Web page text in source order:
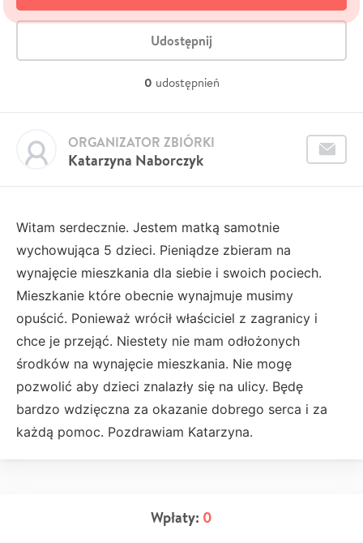
Udostępnij
0 udostępnień
Katarzyna Naborczyk
ORGANIZATOR ZBIÓRKI
Witam serdecznie. Jestem matką samotnie
wychowująca 5 dzieci. Pieniądze zbieram na
wynajęcie mieszkania dla siebie i swoich pociech.
Mieszkanie które obecnie wynajmuje musimy
opuścić. Ponieważ wrócił właściciel z zagranicy i
chce je przejąć. Niestety nie mam odłożonych
środków na wynajęcie mieszkania. Nie mogę
pozwolić aby dzieci znalazły się na ulicy. Będę
bardzo wdzięczna za okazanie dobrego serca i za
każdą pomoc. Pozdrawiam Katarzyna.
Wpłaty: 0